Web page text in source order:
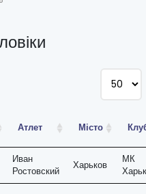
Атлет Місто
Иван
Ростовский
Харьков
МК